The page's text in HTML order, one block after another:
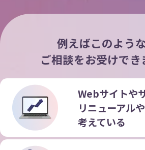
例えばこのような
ご相談をお受けでき
Webサイトや
リニューアル
考えている